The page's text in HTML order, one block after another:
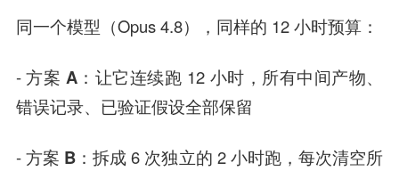
同一个模型（Opus 4.8），同样的 12 小时预算：
-方案 A：让它连续跑 12 小时，所有中间产物、
错误记录、已验证假设全部保留
-方案 B ：拆成 6 次独立的 2 小时跑，每次清空所